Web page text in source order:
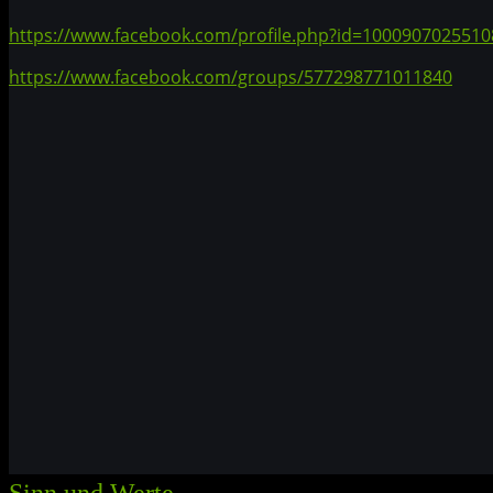
https://www.facebook.com/
https://www.facebook.com/groups/577298771011840